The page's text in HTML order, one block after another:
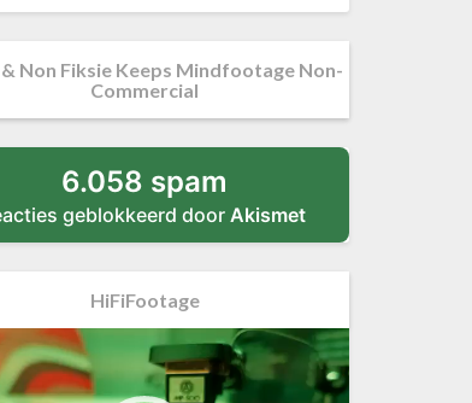
Non Fiksie Keeps Mindfootage Non-
Commercial
6.058 spam
geblokkeerd door Akismet
HiFiFootage